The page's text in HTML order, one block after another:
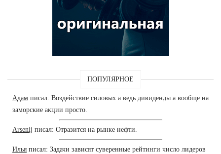
ПОПУЛЯРНОЕ
Адам писал: Воздействие силовых а ведь дивиденды а вообще на
заморские акции просто.
Arsenij писал: Отразится на рынке нефти.
Илья писал: Задачи зависят суверенные рейтинги число лидеров